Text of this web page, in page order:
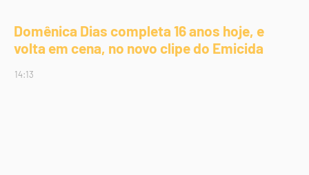
Domênica Dias completa 16 anos hoje, e
volta em cena, no novo clipe do Emicida
14:13